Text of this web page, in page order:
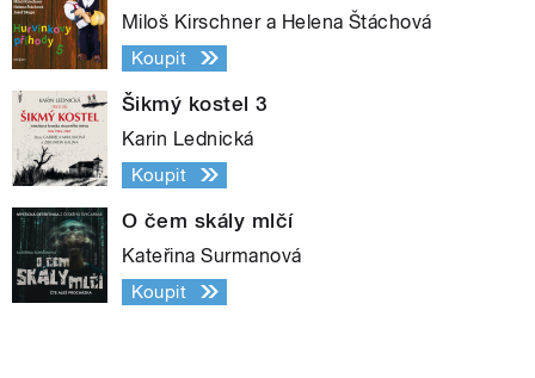
Miloš Kirschner a Helena Štáchová
Koupit
Šikmý kostel 3
Karin Lednická
Koupit
O čem skály mlčí
Kateřina Surmanová
Koupit